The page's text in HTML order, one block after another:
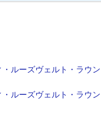
ルーズヴェルト・ラウ
ルーズヴェルト・ラウン